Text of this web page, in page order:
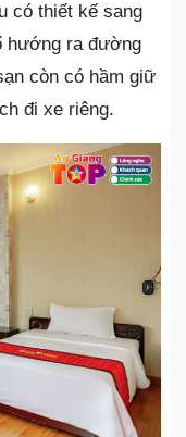
có thiết kế sang
hướng ra đường
còn có hầm giữ
đi xe riêng.